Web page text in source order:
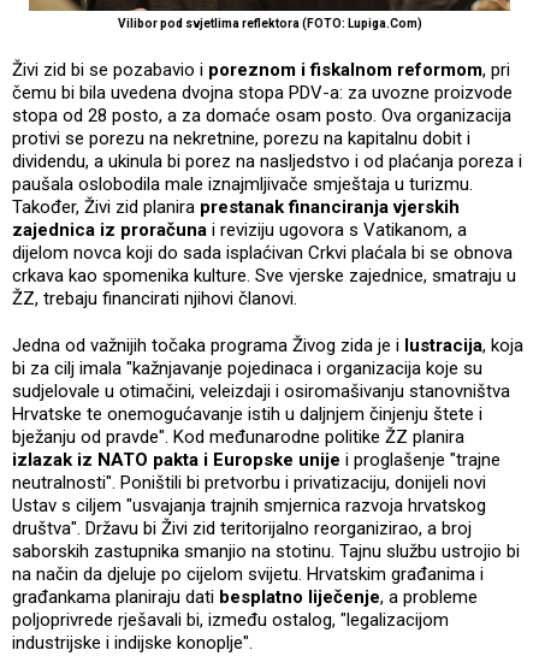
Vilibor pod svjetlima reflektora (FOTO: Lupiga.Com)
Živi zid bi se pozabavio i poreznom i fiskalnom reformom, pri
čemu bi bila uvedena dvojna stopa PDV-a: za uvozne proizvode
stopa od 28 posto, a za domaće osam posto. Ova organizacija
protivi se porezu na nekretnine, porezu na kapitalnu dobit i
dividendu, a ukinula bi porez na nasljedstvo i od plaćanja poreza i
paušala oslobodila male iznajmljivače smještaja u turizmu.
Također, Živi zid planira prestanak financiranja vjerskih
zajednica iz proračuna i reviziju ugovora s Vatikanom, a
dijelom novca koji do sada isplaćivan Crkvi plaćala bi se obnova
crkava kao spomenika kulture. Sve vjerske zajednice, smatraju u
ŽZ, trebaju financirati njihovi članovi.
Jedna od važnijih točaka programa Živog zida je i lustracija, koja
bi za cilj imala "kažnjavanje pojedinaca i organizacija koje su
sudjelovale u otimačini, veleizdaji i osiromašivanju stanovništva
Hrvatske te onemogućavanje istih u daljnjem činjenju štete i
bježanju od pravde". Kod međunarodne politike ŽZ planira
izlazak iz NATO pakta i Europske unije i proglašenje "trajne
neutralnosti". Poništili bi pretvorbu i privatizaciju, donijeli novi
Ustav s ciljem "usvajanja trajnih smjernica razvoja hrvatskog
društva". Državu bi Živi zid teritorijalno reorganizirao, a broj
saborskih zastupnika smanjio na stotinu. Tajnu službu ustrojio bi
na način da djeluje po cijelom svijetu. Hrvatskim građanima i
građankama planiraju dati besplatno liječenje, a probleme
poljoprivrede rješavali bi, između ostalog, "legalizacijom
industrijske i indijske konoplje".